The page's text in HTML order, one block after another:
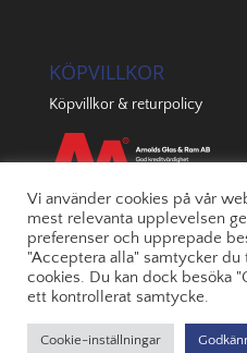
KÖPVILLKOR
Köpvillkor & returpolicy
Vi använder cookies på vår
mest relevanta upplevelsen
preferenser och upprepade
"Acceptera alla" samtycker du
cookies. Du kan dock besöka
ett kontrollerat samtycke.
Cookie-inställningar